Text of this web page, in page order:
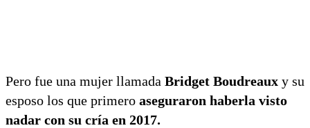
Pero fue una mujer llamada Bridget Boudreaux y su
esposo los que primero aseguraron haberla visto
nadar con su cría en 2017.